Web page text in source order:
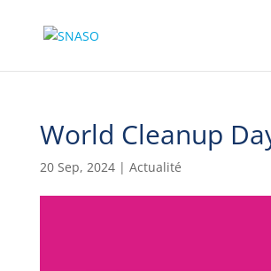
World Cleanup
20 Sep, 2024| Actualité